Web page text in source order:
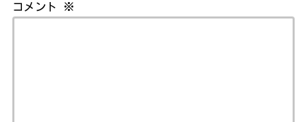
コメント ※